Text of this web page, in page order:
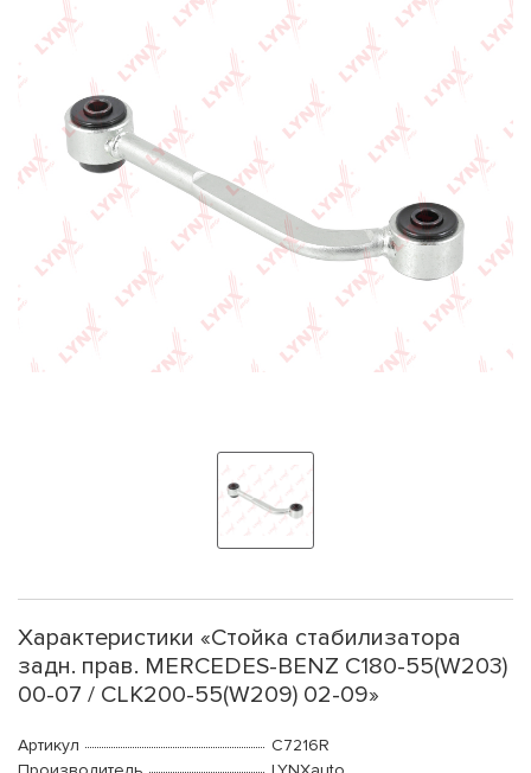
Характеристики «Стойка стабилизатора
задн. прав. MERCEDES-BENZ C180-55(W203)
00-07 / CLK200-55(W209) 02-09»
Артикул
C7216R